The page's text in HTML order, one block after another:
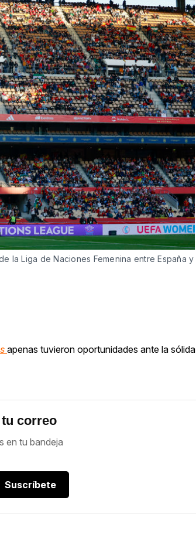
la Liga de Naciones Femenina entre España y
apenas tuvieron oportunidades ante la sólida
correo
en tu bandeja
Suscríbete